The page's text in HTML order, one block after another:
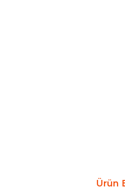
Ürün